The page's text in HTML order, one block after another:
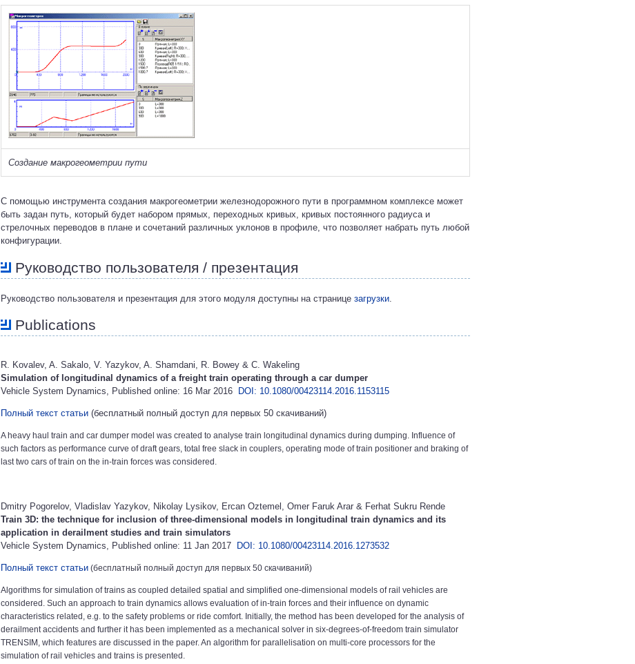
Создание макрогеометрии пути
С помощью инструмента создания макрогеометрии железнодорожного пути в программном комплексе может
быть задан путь, который будет набором прямых, переходных кривых, кривых постоянного радиуса и
стрелочных переводов в плане и сочетаний различных уклонов в профиле, что позволяет набрать путь любой
конфигурации.
Руководство пользователя / презентация
Руководство пользователя и презентация для этого модуля доступны на странице загрузки
Publications
R. Kovalev, A. Sakalo, V. Yazykov, A. Shamdani, R. Bowey & C. Wakeling
Simulation of longitudinal dynamics of a freight train operating through a car dumper
Vehicle System Dynamics, Published online: 16 Mar 2016
DOI: 10.1080/00423114.2016.1153115
Полный текст статьи (бесплатный полный доступ для первых 50 скачиваний)
A heavy haul train and car dumper model was created to analyse train longitudinal dynamics during dumping. Influence of
such factors as performance curve of draft gears, total free slack in couplers, operating mode of train positioner and braking of
last two cars of train on the in-train forces was considered.
Dmitry Pogorelov, Vladislav Yazykov, Nikolay Lysikov, Ercan Oztemel, Omer Faruk Arar & Ferhat Sukru Rende
Train 3D: the technique for inclusion of three-dimensional models in longitudinal train dynamics and its
application in derailment studies and train simulators
Vehicle System Dynamics, Published online: 11 Jan 2017 DOI: 10.1080/00423114.2016.1273532
Полный текст статьи (бесплатный полный доступ для первых 50 скачиваний)
Algorithms for simulation of trains as coupled detailed spatial and simplified one-dimensional models of rail vehicles are
considered. Such an approach to train dynamics allows evaluation of in-train forces and their influence on dynamic
characteristics related, e.g. to the safety problems or ride comfort. Initially, the method has been developed for the analysis of
derailment accidents and further it has been implemented as a mechanical solver in six-degrees-of-freedom train simulator
TRENSIM, which features are discussed in the paper. An algorithm for parallelisation on multi-core processors for the
simulation of rail vehicles and trains is presented.